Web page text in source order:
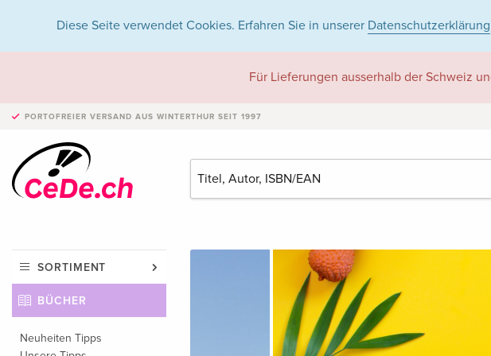
Diese Seite verwendet Cookies. Erfahren Sie in unserer Datenschutzerklärung
Für Lieferungen ausserhalb der Schweiz
PORTOFREIER VERSAND AUS WINTERTHUR SEIT 1997
SORTIMENT
BÜCHER
Neuheiten Tipps